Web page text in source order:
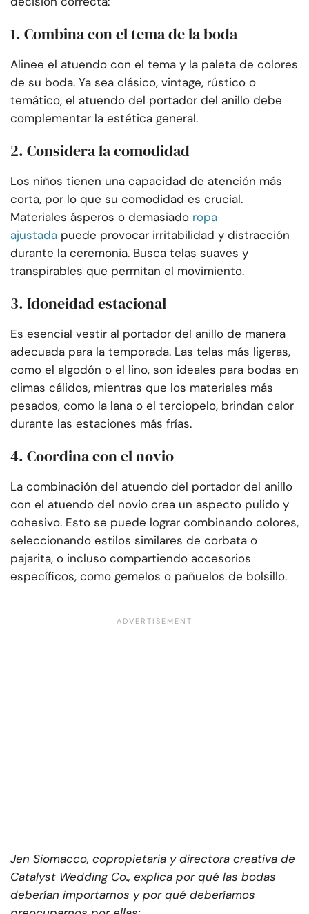
1. Combina con el tema de la boda
Alinee el atuendo con el tema y la paleta de colores
de su boda. Ya sea clásico, vintage, rústico o
temático, el atuendo del portador del anillo debe
complementar la estética general.
2. Considera la comodidad
Los niños tienen una capacidad de atención más
corta, por lo que su comodidad es crucial.
Materiales ásperos o demasiado ropa
ajustada puede provocar irritabilidad y distracción
durante la ceremonia. Busca telas suaves y
transpirables que permitan el movimiento.
3. Idoneidad estacional
Es esencial vestir al portador del anillo de manera
adecuada para la temporada. Las telas más ligeras,
como el algodón o el lino, son ideales para bodas en
climas cálidos, mientras que los materiales más
pesados, como la lana o el terciopelo, brindan calor
durante las estaciones más frías.
4. Coordina con el novio
La combinación del atuendo del portador del anillo
con el atuendo del novio crea un aspecto pulido y
cohesivo. Esto se puede lograr combinando colores,
seleccionando estilos similares de corbata o
pajarita, o incluso compartiendo accesorios
específicos, como gemelos o pañuelos de bolsillo.
Jen Siomacco, copropietaria y directora creativa de
Catalyst Wedding Co., explica por qué las bodas
deberían importarnos y por qué deberíamos